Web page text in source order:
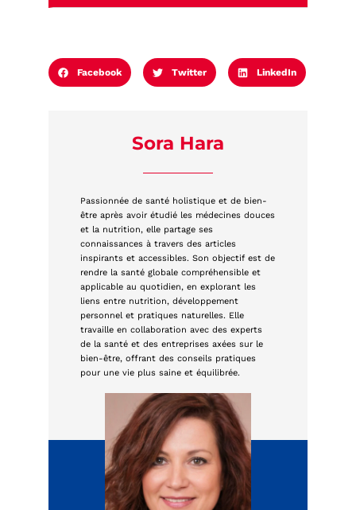
Facebook Twitter LinkedIn
Sora Hara
Passionnée de santé holistique et de bien-
être après avoir étudié les médecines douces
et la nutrition, elle partage ses
connaissances à travers des articles
inspirants et accessibles. Son objectif est de
rendre la santé globale compréhensible et
applicable au quotidien, en explorant les
liens entre nutrition, développement
personnel et pratiques naturelles. Elle
travaille en collaboration avec des experts
de la santé et des entreprises axées sur le
bien-être, offrant des conseils pratiques
pour une vie plus saine et équilibrée.